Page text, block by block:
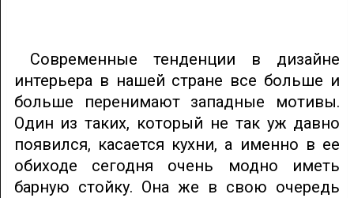
Современные тенденции в дизайне
интерьера в нашей стране все больше и
больше перенимают западные мотивы.
Один из таких, который не так уж давно
появился, касается кухни, а именно в ее
обиходе сегодня очень модно иметь
барную стойку. Она же в свою очередь